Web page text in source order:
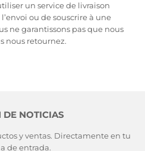
un service de livraison
ou de souscrire à une
ne garantissons pas que nous
nous retournez.
DE NOTICIAS
y ventas. Directamente en tu
de entrada.